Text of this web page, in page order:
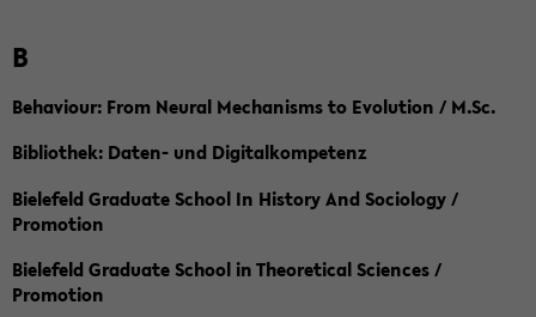
B
Behaviour: From Neural Mechanisms to Evolution / M.Sc.
Bibliothek: Daten- und Digitalkompetenz
Bielefeld Graduate School In History And Sociology /
Promotion
Bielefeld Graduate School in Theoretical Sciences /
Promotion